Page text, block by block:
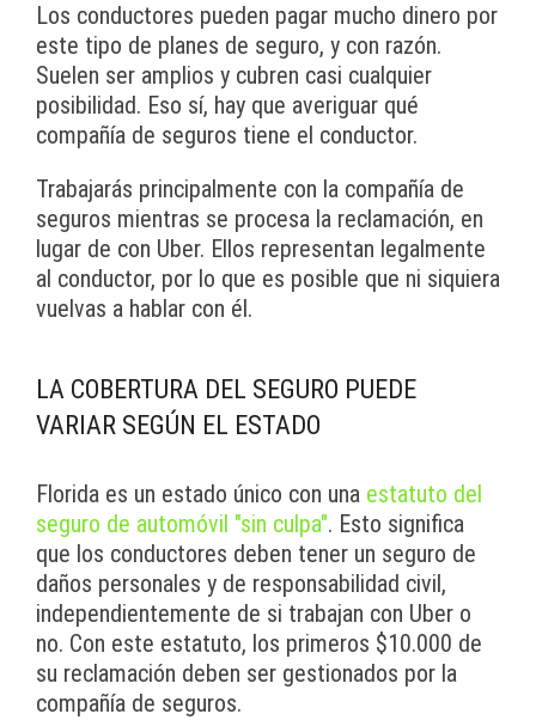
Los conductores pueden pagar mucho dinero por
este tipo de planes de seguro, y con razón.
Suelen ser amplios y cubren casi cualquier
posibilidad. Eso sí, hay que averiguar qué
compañía de seguros tiene el conductor.
Trabajarás principalmente con la compañía de
seguros mientras se procesa la reclamación, en
lugar de con Uber. Ellos representan legalmente
al conductor, por lo que es posible que ni siquiera
vuelvas a hablar con él.
LA COBERTURA DEL SEGURO PUEDE
VARIAR SEGÚN EL ESTADO
Florida es un estado único con una estatuto del
seguro de automóvil "sin culpa". Esto significa
que los conductores deben tener un seguro de
daños personales y de responsabilidad civil,
independientemente de si trabajan con Uber o
no. Con este estatuto, los primeros $10.000 de
su reclamación deben ser gestionados por la
compañía de seguros.